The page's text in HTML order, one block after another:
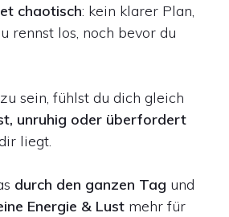
chaotisch: kein klarer Plan,
rennst los, noch bevor du
sein, fühlst du dich gleich
unruhig oder überfordert
liegt.
durch den ganzen Tag und
Energie & Lust mehr für